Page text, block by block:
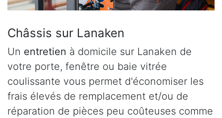
Châssis sur Lanaken
Un entretien à domicile sur Lanaken de
votre porte, fenêtre ou baie vitrée
coulissante vous permet d'économiser les
frais élevés de remplacement et/ou de
réparation de pièces peu coûteuses comme